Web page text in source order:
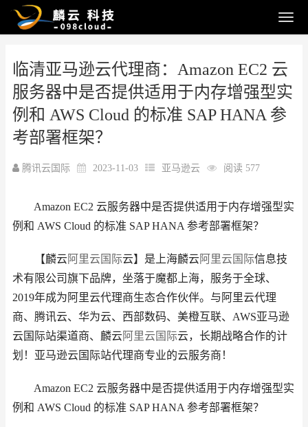
临清亚马逊云代理商：Amazon EC2 云
服务器中是否提供适用于内存增强型实
例和 AWS Cloud 的标准 SAP HANA 参
考部署框架？
腾讯云国际 2023-11-03 亚马逊云 阅读 577
Amazon EC2 云服务器中是否提供适用于内存增强型实
例和 AWS Cloud 的标准 SAP HANA 参考部署框架？
【麟云 阿里云国际云】是上海麟云 阿里云国际信息技
术有限公司旗下品牌，坐落于魔都上海，服务于全球、
2019年成为阿里云代理商生态合作伙伴。与阿里云代理
商、腾讯云、华为云、西部数码、美橙互联、AWS亚马逊
云国际站渠道商、麟云 阿里云国际云，长期战略合作的计
划！亚马逊云国际站代理商专业的云服务商！
Amazon EC2 云服务器中是否提供适用于内存增强型实
例和 AWS Cloud 的标准 SAP HANA 参考部署框架？